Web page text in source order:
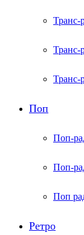
Транс-
Транс-
Транс-
Поп
Поп-
Поп-
Поп
Ретро